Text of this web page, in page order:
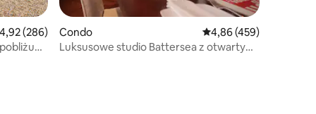
ocena: 4,92 na 5, liczba recenzji: 286
4,92 (286)
Condo Średnia ocena: 4,86
4,86 (459)
Luksusowe studio Battersea z otwartym